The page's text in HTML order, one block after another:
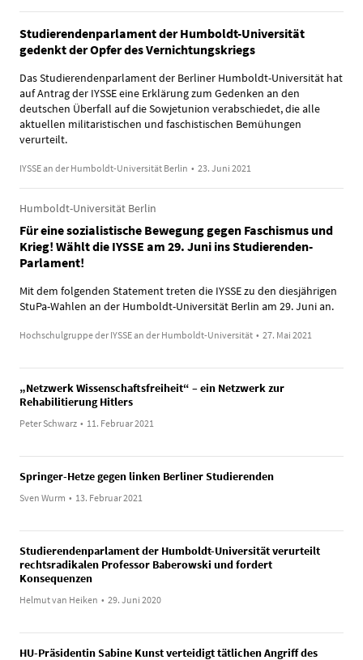
Studierendenparlament der Humboldt-Universität
gedenkt der Opfer des Vernichtungskriegs
Das Studierendenparlament der Berliner Humboldt-Universität hat
auf Antrag der IYSSE eine Erklärung zum Gedenken an den
deutschen Überfall auf die Sowjetunion verabschiedet, die alle
aktuellen militaristischen und faschistischen Bemühungen
verurteilt.
IYSSE an der Humboldt-Universität Berlin • 23. Juni 2021
Humboldt-Universität Berlin
Für eine sozialistische Bewegung gegen Faschismus und
Krieg! Wählt die IYSSE am 29. Juni ins Studierenden-
Parlament!
Mit dem folgenden Statement treten die IYSSE zu den diesjährigen
StuPa-Wahlen an der Humboldt-Universität Berlin am 29. Juni an.
Hochschulgruppe der IYSSE an der Humboldt-Universität • 27. Mai 2021
„Netzwerk Wissenschaftsfreiheit“ – ein Netzwerk zur
Rehabilitierung Hitlers
Peter Schwarz • 11. Februar 2021
Springer-Hetze gegen linken Berliner Studierenden
Sven Wurm • 13. Februar 2021
Studierendenparlament der Humboldt-Universität verurteilt
rechtsradikalen Professor Baberowski und fordert
Konsequenzen
Helmut van Heiken • 29. Juni 2020
HU-Präsidentin Sabine Kunst verteidigt tätlichen Angriff des